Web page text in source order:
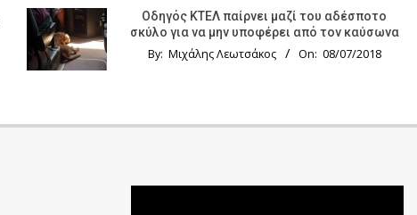
Οδηγός KTΕΛ παίρνει μαζί του αδέσποτο
σκύλο για να μην υποφέρει από τον καύσωνα
By: Μιχάλης Λεωτσάκος On: 08/07/2018